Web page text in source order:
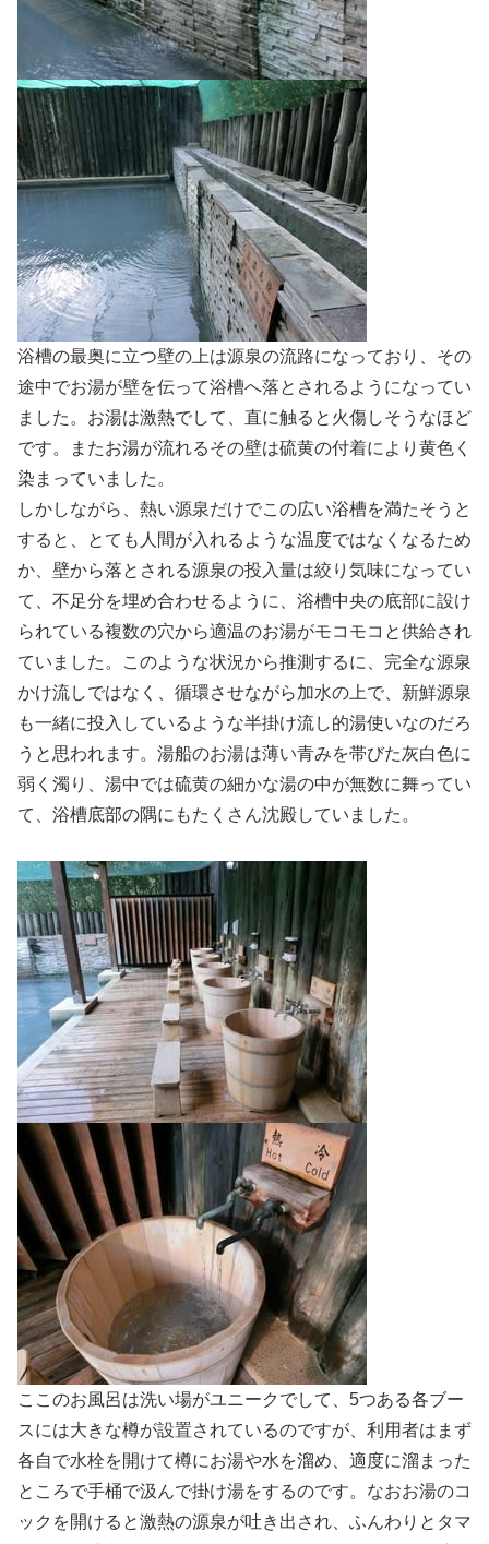
浴槽の最奥に立つ壁の上は源泉の流路になっており、その
途中でお湯が壁を伝って浴槽へ落とされるようになってい
ました。お湯は激熱でして、直に触ると火傷しそうなほど
です。またお湯が流れるその壁は硫黄の付着により黄色く
染まっていました。
しかしながら、熱い源泉だけでこの広い浴槽を満たそうと
すると、とても人間が入れるような温度ではなくなるため
か、壁から落とされる源泉の投入量は絞り気味になってい
て、不足分を埋め合わせるように、浴槽中央の底部に設け
られている複数の穴から適温のお湯がモコモコと供給され
ていました。このような状況から推測するに、完全な源泉
かけ流しではなく、循環させながら加水の上で、新鮮源泉
も一緒に投入しているような半掛け流し的湯使いなのだろ
うと思われます。湯船のお湯は薄い青みを帯びた灰白色に
弱く濁り、湯中では硫黄の細かな湯の中が無数に舞ってい
て、浴槽底部の隅にもたくさん沈殿していました。
ここのお風呂は洗い場がユニークでして、5つある各ブー
スには大きな樽が設置されているのですが、利用者はまず
各自で水栓を開けて樽にお湯や水を溜め、適度に溜まった
ところで手桶で汲んで掛け湯をするのです。なおお湯のコ
ックを開けると激熱の源泉が吐き出され、ふんわりとタマ